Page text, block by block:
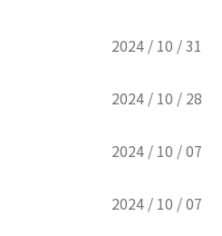
2024 / 10 / 31
2024 / 10 / 28
2024 / 10 / 07
2024 / 10 / 07